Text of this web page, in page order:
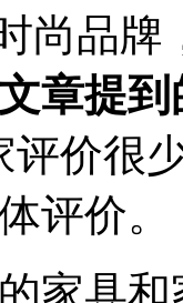
尚品
章提
评价很
评价。
家具